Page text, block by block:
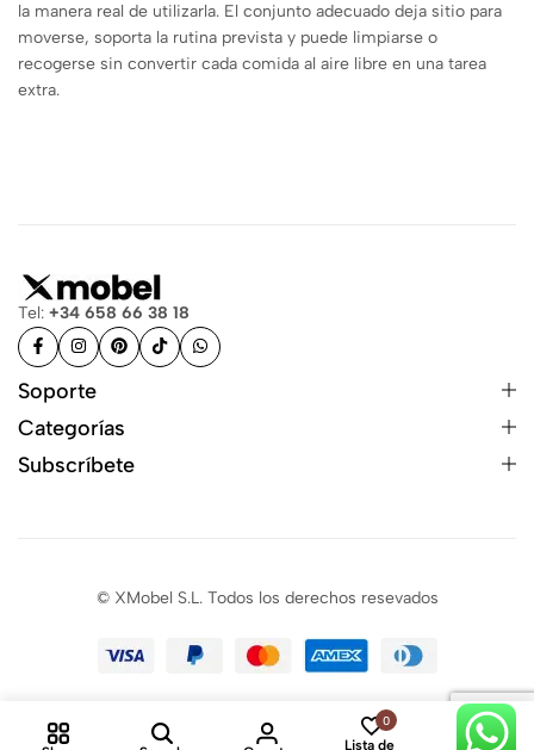
la manera real de utilizarla. El conjunto adecuado deja sitio para
moverse, soporta la rutina prevista y puede limpiarse o
recogerse sin convertir cada comida al aire libre en una tarea
extra.
Tel: +34 658 66 38 18
Soporte
Categorías
Subscríbete
© XMobel S.L. Todos los derechos resevados
0
Lista de
0